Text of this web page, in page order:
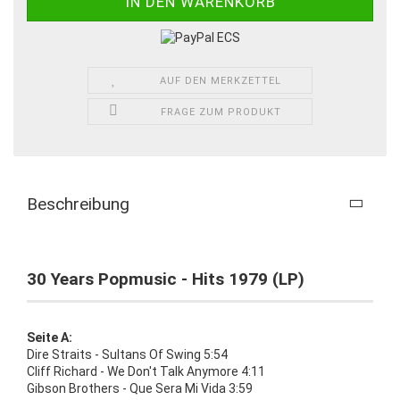
AUF DEN MERKZETTEL
FRAGE ZUM PRODUKT
Beschreibung
30 Years Popmusic - Hits 1979 (LP)
Seite A:
Dire Straits - Sultans Of Swing 5:54
Cliff Richard - We Don't Talk Anymore 4:11
Gibson Brothers - Que Sera Mi Vida 3:59